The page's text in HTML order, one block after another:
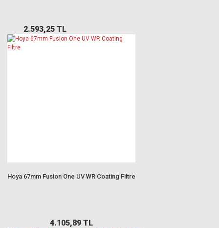
2.593,25 TL
Hoya 67mm Fusion One UV WR Coating Filtre
4.105,89 TL